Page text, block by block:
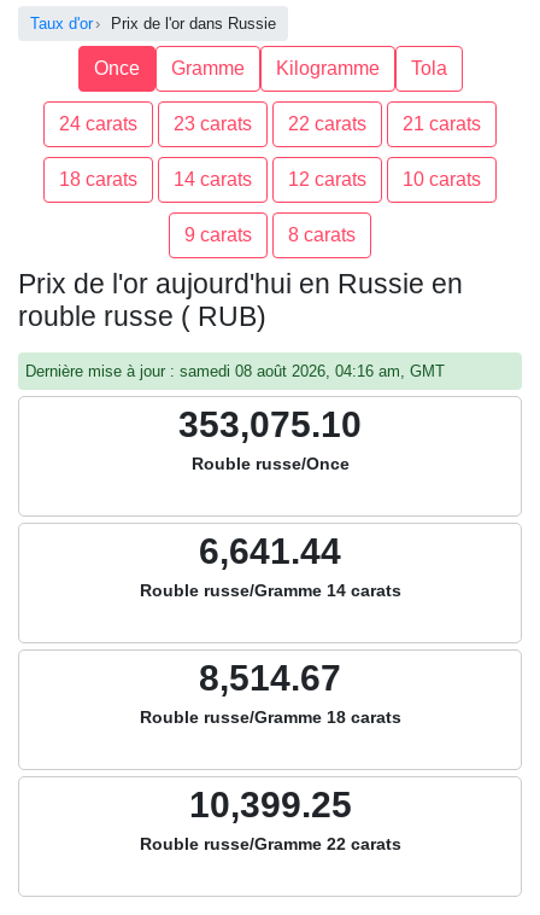
Taux d'or Prix de l'or dans Russie
Once Gramme Kilogramme Tola
24 carats 23 carats 22 carats 21 carats
18 carats 14 carats 12 carats 10 carats
9 carats 8 carats
Prix de l'or aujourd'hui en Russie en
rouble russe ( RUB)
Dernière mise à jour : samedi 08 août 2026, 04:16 am, GMT
353,075.10
Rouble russe/Once
6,641.44
Rouble russe/Gramme 14 carats
8,514.67
Rouble russe/Gramme 18 carats
10,399.25
Rouble russe/Gramme 22 carats